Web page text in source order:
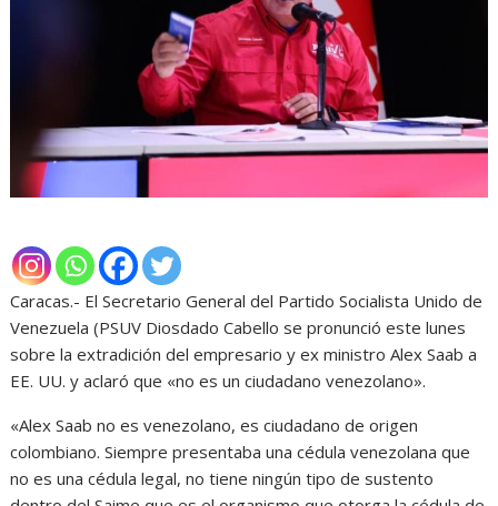
Caracas.- El Secretario General del Partido Socialista Unido de
Venezuela (PSUV Diosdado Cabello se pronunció este lunes
sobre la extradición del empresario y ex ministro Alex Saab a
EE. UU. y aclaró que «no es un ciudadano venezolano».
«Alex Saab no es venezolano, es ciudadano de origen
colombiano. Siempre presentaba una cédula venezolana que
no es una cédula legal, no tiene ningún tipo de sustento